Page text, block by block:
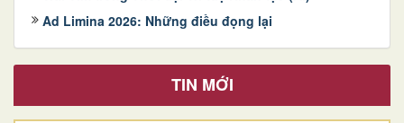
Ad Limina 2026: Những điều đọng lại
TIN MỚI